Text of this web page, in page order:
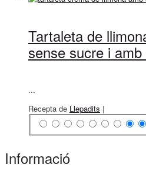
Tartaleta de
sense sucre i amb
...
Recepta de Llepadits |
Informació